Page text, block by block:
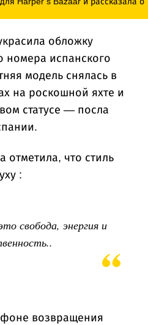
обложку
номера испанского
модель снялась в
на роскошной яхте и
статусе — посла
что стиль
:
свобода, энергия и
возвращения